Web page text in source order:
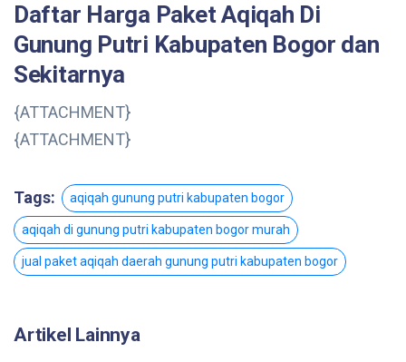
Daftar Harga Paket Aqiqah Di
Gunung Putri Kabupaten Bogor dan
Sekitarnya
{ATTACHMENT}
{ATTACHMENT}
Tags: aqiqah gunung putri kabupaten bogor
aqiqah di gunung putri kabupaten bogor murah
jual paket aqiqah daerah gunung putri kabupaten bogor
Artikel Lainnya